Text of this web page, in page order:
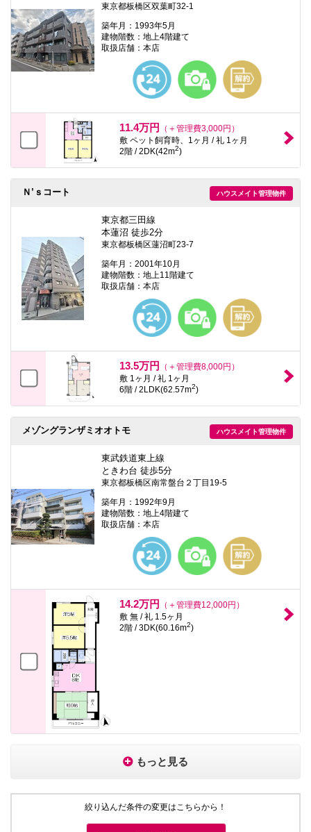
東京都板橋区双葉町32-1
築年月：1993年5月
建物階数：地上4階建て
取扱店舗：本店
11.4万円
（＋管理費3,000円）
敷 ペット飼育時、1ヶ月 / 礼 1ヶ月
2階 / 2DK(42m2)
ハウスメイト管理物件
Ｎ’ｓコート
東京都三田線
本蓮沼 徒歩2分
東京都板橋区蓮沼町23-7
築年月：2001年10月
建物階数：地上11階建て
取扱店舗：本店
13.5万円
（＋管理費8,000円）
敷 1ヶ月 / 礼 1ヶ月
6階 / 2LDK(62.57m2)
ハウスメイト管理物件
メゾングランザミオオトモ
東武鉄道東上線
ときわ台 徒歩5分
東京都板橋区南常盤台２丁目19-5
築年月：1992年9月
建物階数：地上4階建て
取扱店舗：本店
14.2万円
（＋管理費12,000円）
敷 無 / 礼 1.5ヶ月
2階 / 3DK(60.16m2)
もっと見る
絞り込んだ条件の変更はこちらから！